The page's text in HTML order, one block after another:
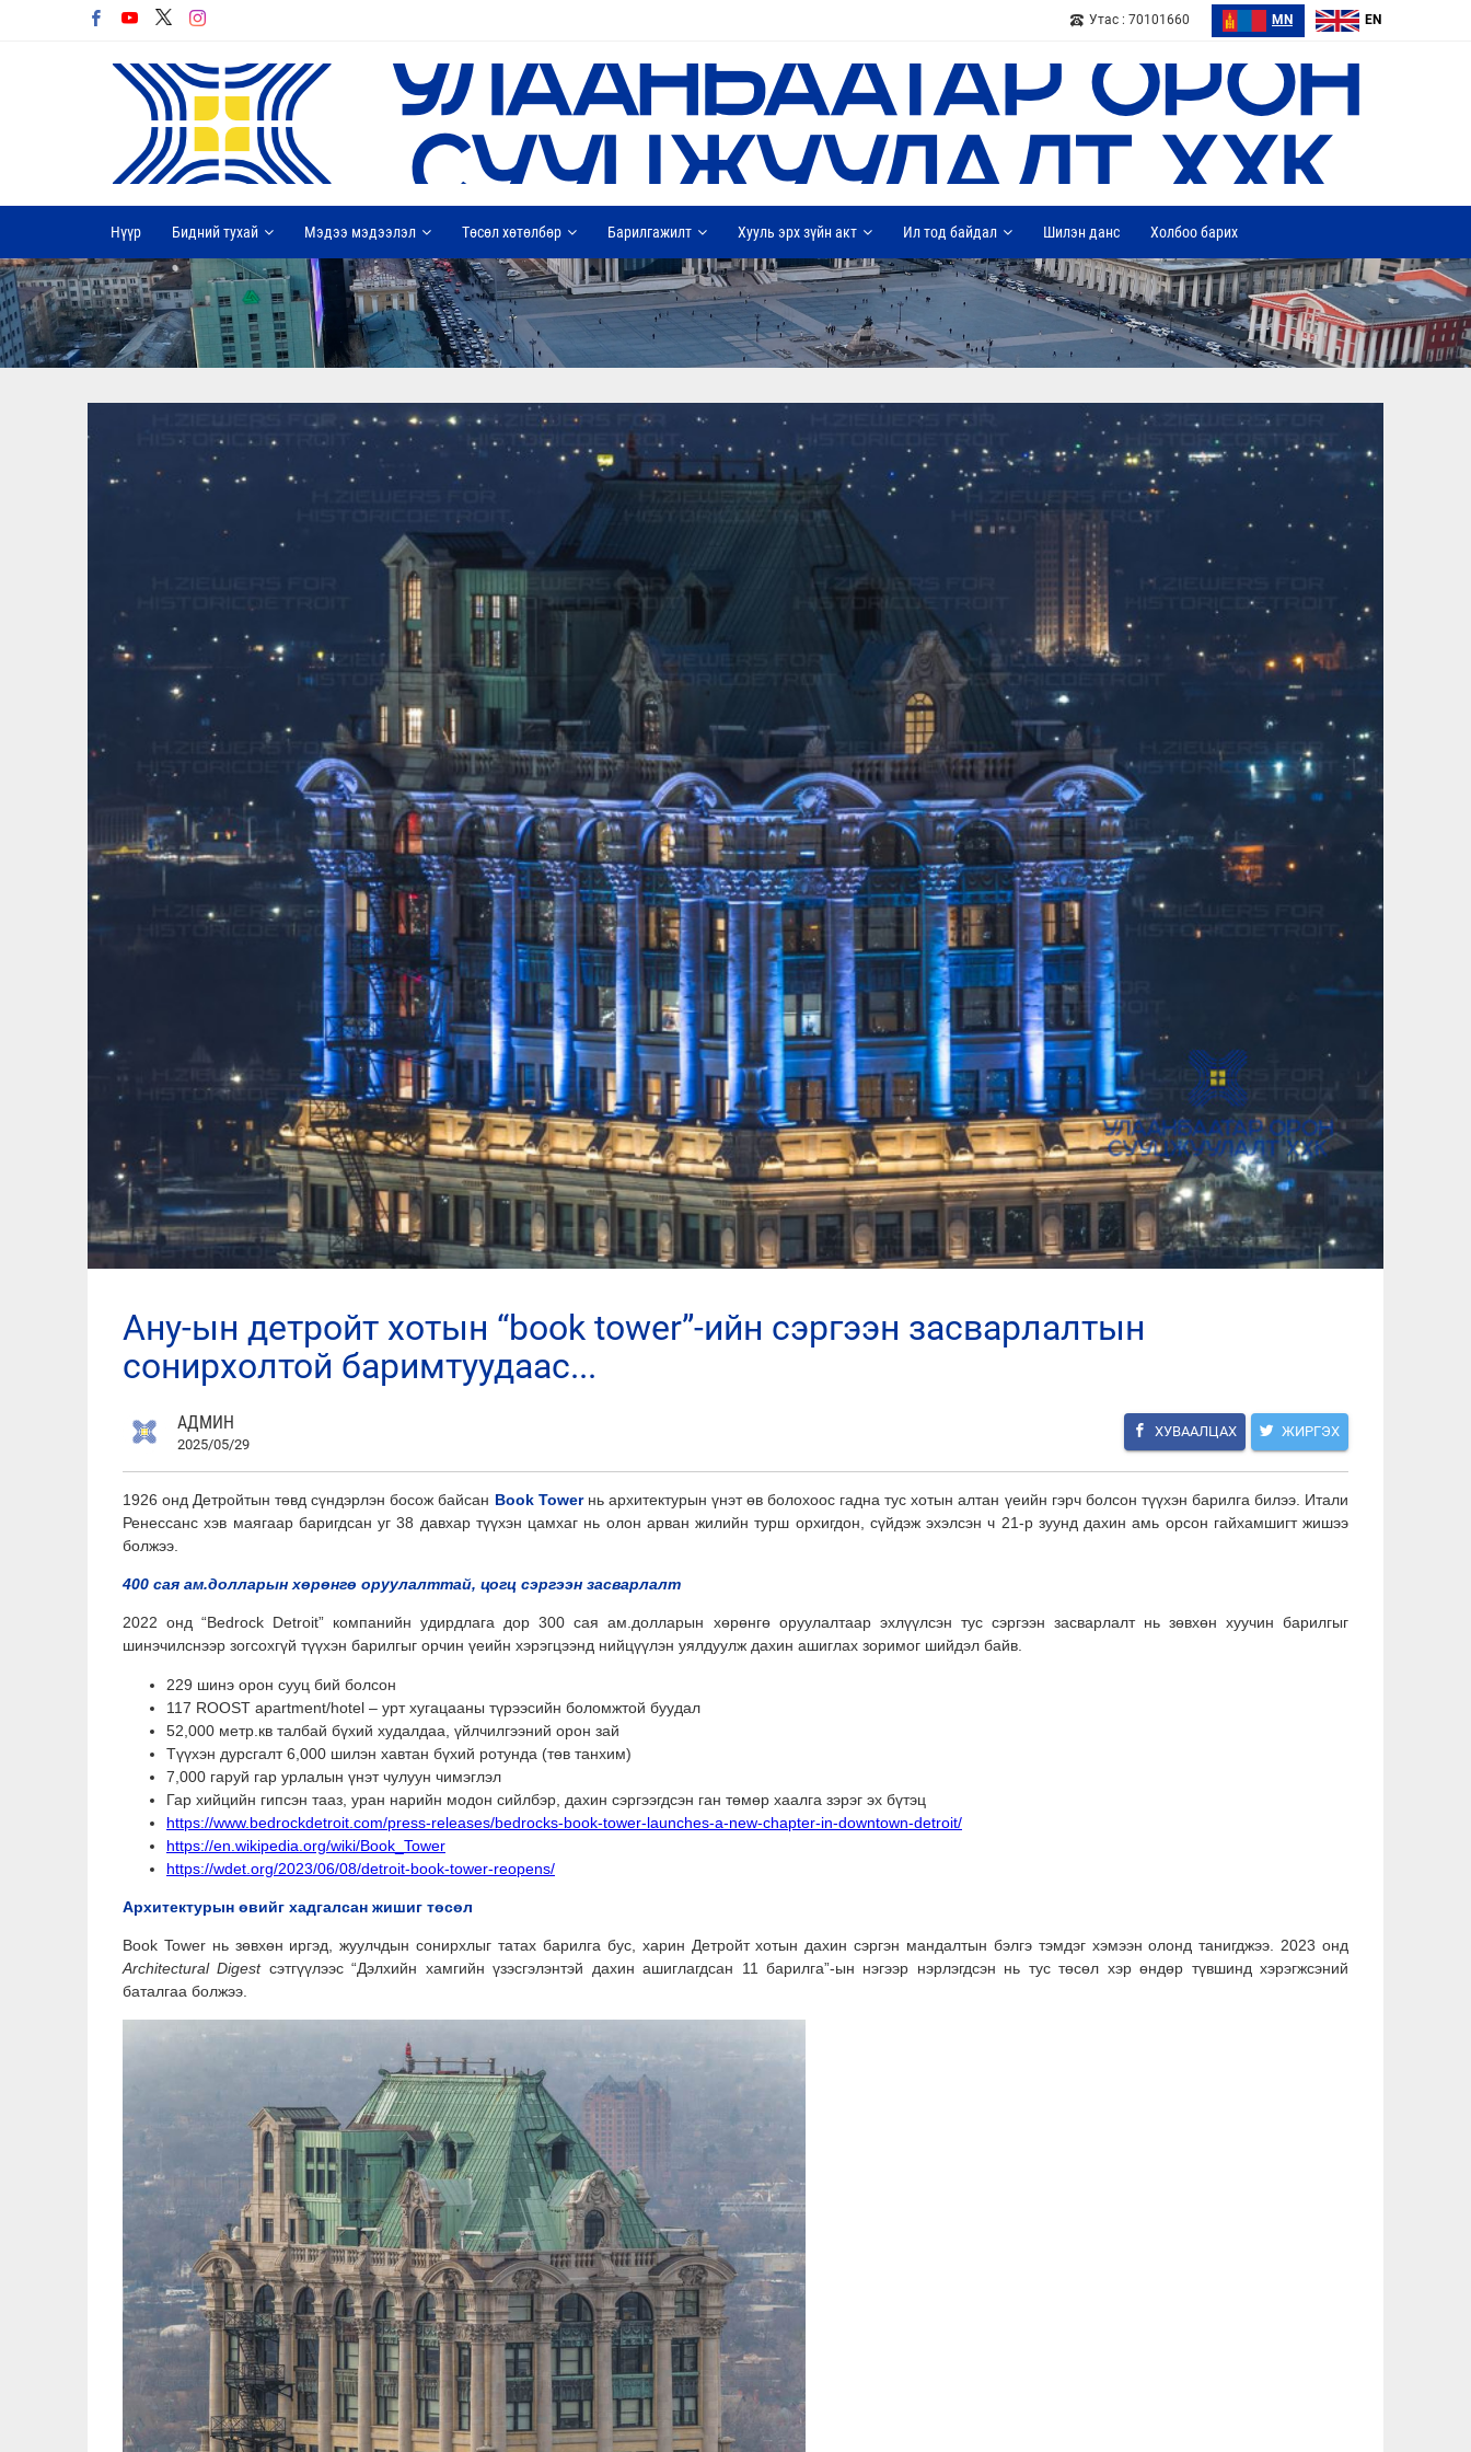
Утас : 70101660 MN EN
Нүүр Бидний тухай Мэдээ мэдээлэл Төсөл хөтөлбөр Барилгажилт Хууль эрх зүйн акт Ил тод байдал Шилэн данс Холбоо барих
ану-ын детройт хотын “book tower”-ийн сэргээн засварлалтын
сонирхолтой баримтуудаас...
АДМИН
2025/05/29
ХУВААЛЦАХ ЖИРГЭХ
1926 онд Детройтын төвд сүндэрлэн босож байсан Book Towerнь архитектурын үнэт өв болохоос гадна тус хотын алтан үеийн гэрч болсон түүхэн барилга билээ. Итали
Ренессанс хэв маягаар баригдсан уг 38 давхар түүхэн цамхаг нь олон арван жилийн турш орхигдон, сүйдэж эхэлсэн ч 21-р зуунд дахин амь орсон гайхамшигт жишээ
болжээ.
400 сая ам.долларын хөрөнгө оруулалттай, цогц сэргээн засварлалт
2022 онд “Bedrock Detroit” компанийн удирдлага дор 300 сая ам.долларын хөрөнгө оруулалтаар эхлүүлсэн тус сэргээн засварлалт нь зөвхөн хуучин барилгыг
шинэчилснээр зогсохгүй түүхэн барилгыг орчин үеийн хэрэгцээнд нийцүүлэн уялдуулж дахин ашиглах зоримог шийдэл байв.
229 шинэ орон сууц бий болсон
117 ROOST apartment/hotel – урт хугацааны түрээсийн боломжтой буудал
52,000 метр.кв талбай бүхий худалдаа, үйлчилгээний орон зай
Түүхэн дурсгалт 6,000 шилэн хавтан бүхий ротунда (төв танхим)
7,000 гаруй гар урлалын үнэт чулуун чимэглэл
Гар хийцийн гипсэн тааз, уран нарийн модон сийлбэр, дахин сэргээгдсэн ган төмөр хаалга зэрэг эх бүтэц
https://www.bedrockdetroit.com/press-releases/bedrocks-book-tower-launches-a-new-chapter-in-downtown-detroit/
https://en.wikipedia.org/wiki/Book_Tower
https://wdet.org/2023/06/08/detroit-book-tower-reopens/
Архитектурын өвийг хадгалсан жишиг төсөл
Book Tower нь зөвхөн иргэд, жуулчдын сонирхлыг татах барилга бус, харин Детройт хотын дахин сэргэн мандалтын бэлгэ тэмдэг хэмээн олонд танигджээ. 2023 онд
Architectural Digestсэтгүүлээс “Дэлхийн хамгийн үзэсгэлэнтэй дахин ашиглагдсан 11 барилга”-ын нэгээр нэрлэгдсэн нь тус төсөл хэр өндөр түвшинд хэрэгжсэний
баталгаа болжээ.